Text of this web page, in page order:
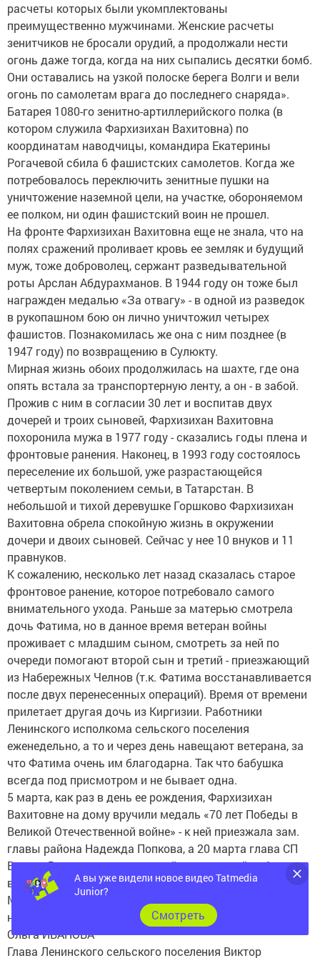
расчеты которых были укомплектованы
преимущественно мужчинами. Женские расчеты
зенитчиков не бросали орудий, а продолжали нести
огонь даже тогда, когда на них сыпались десятки бомб.
Они оставались на узкой полоске берега Волги и вели
огонь по самолетам врага до последнего снаряда».
Батарея 1080-го зенитно-артиллерийского полка (в
котором служила Фархизихан Вахитовна) по
координатам наводчицы, командира Екатерины
Рогачевой сбила 6 фашистских самолетов. Когда же
потребовалось переключить зенитные пушки на
уничтожение наземной цели, на участке, обороняемом
ее полком, ни один фашистский воин не прошел.
На фронте Фархизихан Вахитовна еще не знала, что на
полях сражений проливает кровь ее земляк и будущий
муж, тоже доброволец, сержант разведывательной
роты Арслан Абдурахманов. В 1944 году он тоже был
награжден медалью «За отвагу» - в одной из разведок
в рукопашном бою он лично уничтожил четырех
фашистов. Познакомилась же она с ним позднее (в
1947 году) по возвращению в Сулюкту.
Мирная жизнь обоих продолжилась на шахте, где она
опять встала за транспортерную ленту, а он - в забой.
Прожив с ним в согласии 30 лет и воспитав двух
дочерей и троих сыновей, Фархизихан Вахитовна
похоронила мужа в 1977 году - сказались годы плена и
фронтовые ранения. Наконец, в 1993 году состоялось
переселение их большой, уже разрастающейся
четвертым поколением семьи, в Татарстан. В
небольшой и тихой деревушке Горшково Фархизихан
Вахитовна обрела спокойную жизнь в окружении
дочери и двоих сыновей. Сейчас у нее 10 внуков и 11
правнуков.
К сожалению, несколько лет назад сказалась старое
фронтовое ранение, которое потребовало самого
внимательного ухода. Раньше за матерью смотрела
дочь Фатима, но в данное время ветеран войны
проживает с младшим сыном, смотреть за ней по
очереди помогают второй сын и третий - приезжающий
из Набережных Челнов (т.к. Фатима восстанавливается
после двух перенесенных операций). Время от времени
прилетает другая дочь из Киргизии. Работники
Ленинского исполкома сельского поселения
еженедельно, а то и через день навещают ветерана, за
что Фатима очень им благодарна. Так что бабушка
всегда под присмотром и не бывает одна.
5 марта, как раз в день ее рождения, Фархизихан
Вахитовне на дому вручили медаль «70 лет Победы в
Великой Отечественной войне» - к ней приезжала зам.
главы района Надежда Попкова, а 20 марта глава СП
Виктор Веретенников привез ей подарочный набор
ветерана войны от Президента РТ Рустама
Минниханова. Бабушка-ветеран войны была
несказанно рада и растрогана таким вниманием.
Ольга ИВАНОВА
Глава Ленинского сельского поселения Виктор
А вы уже видели новое видео Tatmedia
Junior?
Cмотреть